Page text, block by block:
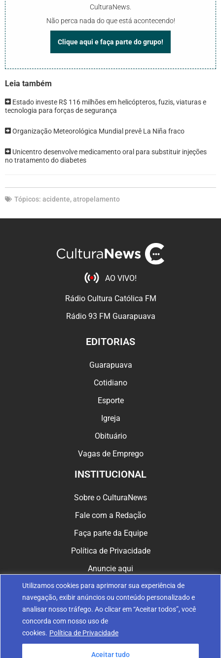
Utilizamos cookies para aprimorar sua experiência de
navegação, exibir anúncios ou conteúdo personalizado e
analisar nosso tráfego. Ao clicar em “Aceitar todos”, você
concorda com nosso uso de
cookies. Política de Privacidade
Aceitar tudo
CulturaNews.
Não perca nada do que está acontecendo!
Clique aqui e faça parte do grupo!
Leia também
Estado investe R$ 116 milhões em helicópteros, fuzis, viaturas e
tecnologia para forças de segurança
Organização Meteorológica Mundial prevê La Niña fraco
Unicentro desenvolve medicamento oral para substituir injeções
no tratamento do diabetes
Tópicos: acidente,atropelamento
AO VIVO!
Rádio Cultura Católica FM
Rádio 93 FM Guarapuava
EDITORIAS
Guarapuava
Cotidiano
Esporte
Igreja
Obituário
Vagas de Emprego
INSTITUCIONAL
Sobre o CulturaNews
Fale com a Redação
Faça parte da Equipe
Política de Privacidade
Anuncie aqui
CULTURA NAS REDES